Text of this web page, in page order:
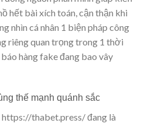
hết bài xích toán, cận thận khi
nhìn cá nhân 1 biện pháp công
riêng quan trọng trong 1 thời
hàng fake đang bao vây
thế mạnh quánh sắc
thabet.press/ đang là